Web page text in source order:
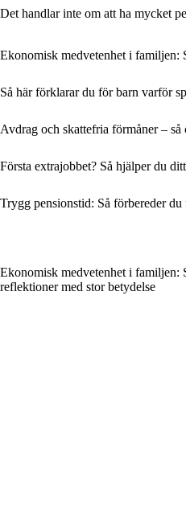
Det handlar inte om att ha mycket
Ekonomisk medvetenhet i familjen:
Så här förklarar du för barn varför
Avdrag och skattefria förmåner –
Första extrajobbet? Så hjälper du
Trygg pensionstid: Så förbereder
Ekonomisk medvetenhet i familjen:
reflektioner med stor betydelse